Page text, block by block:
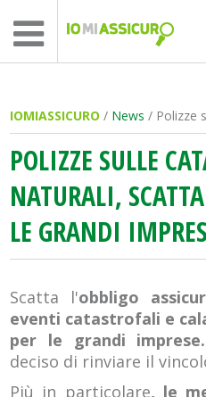
IOMIASSICURO / News / Polizze sulle
POLIZZE SULLE
NATURALI,
LE GRANDI
Scatta l'obbligo
eventi catastrofali e
per le grandi imprese.
deciso di rinviare il
Più in particolare, le